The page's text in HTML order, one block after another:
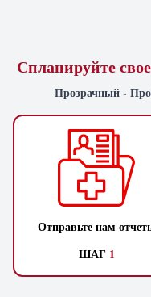
Спланируйте
Прозрачный -
Отправьте нам
ШАГ 1